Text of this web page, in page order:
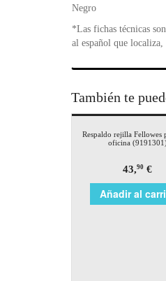
Negro
*Las fichas técnicas
al español que
También te
Respaldo rejilla Fellowes
oficina
43,90 €
Añadir al